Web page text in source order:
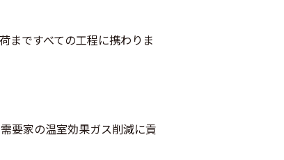
まですべての工程に携わりま
要家の温室効果ガス削減に貢